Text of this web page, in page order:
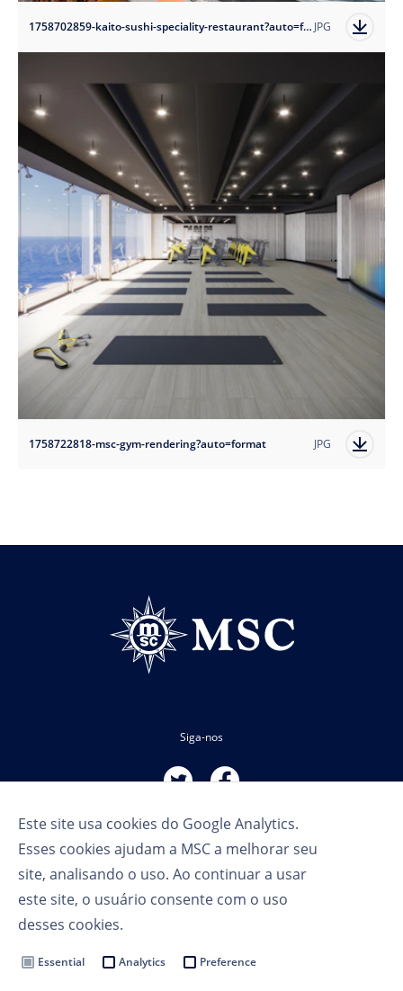
Este site usa cookies do Google Analytics.
Esses cookies ajudam a MSC a melhorar seu
site, analisando o uso. Ao continuar a usar
este site, o usuário consente com o uso
desses cookies.
Essential Analytics Preference
1758702859-kaito-sushi-speciality-restaurant?auto=format JPG
1758722818-msc-gym-rendering?auto=format JPG
Siga-nos
Cookie Settings